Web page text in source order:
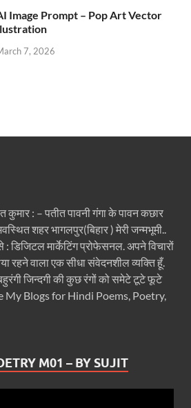
Image Prompt – Pop Art Vector
7, 2026
कुमार : – पतीत पावनी गंगा के पावन कछार
शहर भागलपुर(बिहार ) मेरी जन्मभूमी..
: डिजिटल मार्केटिंग प्रोफेसनल. अपने विचारों
रहने वाला एक सीधा संवेदनशील व्यक्ति हूँ.
जिन्दगी की कुछ रंगों को समेटे टूटे फूटे
My Blogs for Hindi Poems, Poetry,
M01 – BY SUJIT